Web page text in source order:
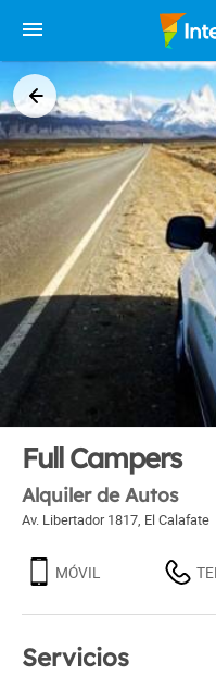
Full Campers
Alquiler de Autos
Av. Libertador 1817, El Calafate
MÓVIL
Servicios